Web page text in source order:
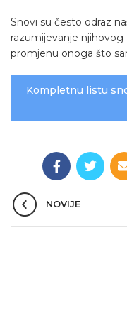
Snovi su često odraz
razumijevanje
promjenu onoga što
Kompletnu listu
NOVIJE